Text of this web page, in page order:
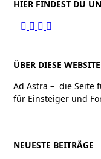
HIER FINDEST DU
ÜBER DIESE WEBSITE
Ad Astra – die Seite
für Einsteiger und
NEUESTE BEITRÄGE